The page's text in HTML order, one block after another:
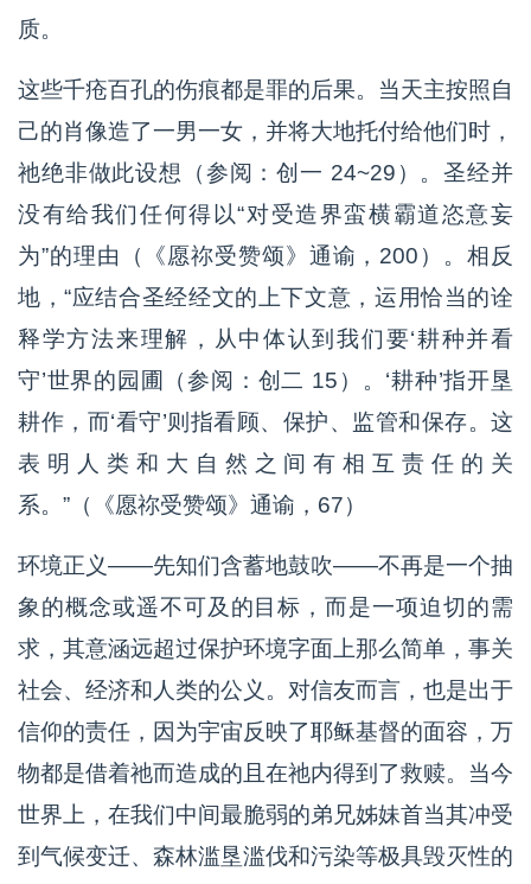
质。
这些千疮百孔的伤痕都是罪的后果。当天主按照自
己的肖像造了一男一女，并将大地托付给他们时，
祂绝非做此设想（参阅：创一 24~29）。圣经并
没有给我们任何得以“对受造界蛮横霸道恣意妄
为”的理由（《愿祢受赞颂》通谕，200）。相反
地，“应结合圣经经文的上下文意，运用恰当的诠
释学方法来理解，从中体认到我们要‘耕种并看
守’世界的园圃（参阅：创二 15）。‘耕种’指开垦
耕作，而‘看守’则指看顾、保护、监管和保存。这
表明人类和大自然之间有相互责任的关
系。”（《愿祢受赞颂》通谕，67）
环境正义——先知们含蓄地鼓吹——不再是一个抽
象的概念或遥不可及的目标，而是一项迫切的需
求，其意涵远超过保护环境字面上那么简单，事关
社会、经济和人类的公义。对信友而言，也是出于
信仰的责任，因为宇宙反映了耶稣基督的面容，万
物都是借着祂而造成的且在祂内得到了救赎。当今
世界上，在我们中间最脆弱的弟兄姊妹首当其冲受
到气候变迁、森林滥垦滥伐和污染等极具毁灭性的